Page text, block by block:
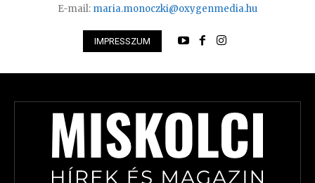
E-mail: maria.monoczki@oxygenmedia.hu
IMPRESSZUM